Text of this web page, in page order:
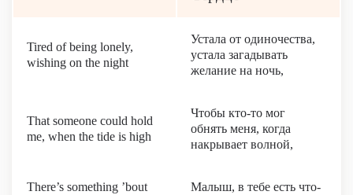
Tired of being lonely,
wishing on the night
Устала от одиночества,
устала загадывать
желание на ночь,
That someone could hold
me, when the tide is high
Чтобы кто-то мог
обнять меня, когда
накрывает волной,
There’s something ’bout
Малыш, в тебе есть что-